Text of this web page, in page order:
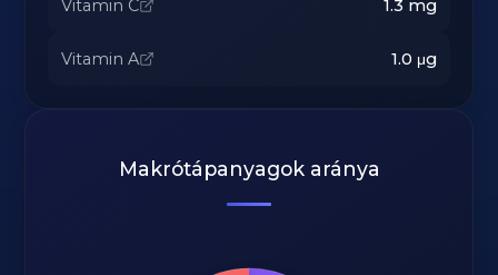
Vitamin C 1.3 mg
Vitamin A 1.0 μg
Makrótápanyagok aránya